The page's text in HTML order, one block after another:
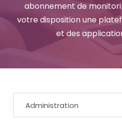
money
abonnement de
votre disposition une
et des